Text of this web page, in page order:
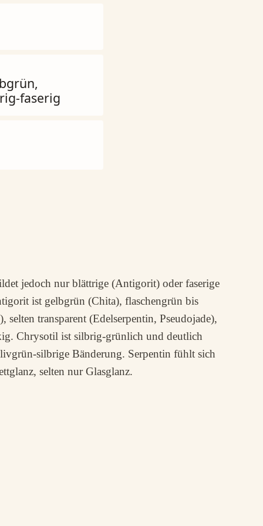
faserig
jedoch nur blättrige (Antigorit) oder faserige
ist gelbgrün (Chita), flaschengrün bis
selten transparent (Edelserpentin, Pseudojade),
Chrysotil ist silbrig-grünlich und deutlich
silbrige Bänderung. Serpentin fühlt sich
selten nur Glasglanz.